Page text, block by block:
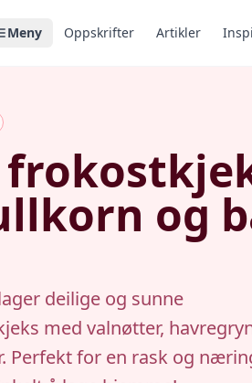
Meny Oppskrifter Artikler
og
deilige og sunne
med valnøtter,
Perfekt for en rask og